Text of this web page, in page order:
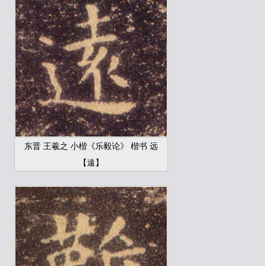
东晋 王羲之 小楷《乐毅论》 楷书 远
【遠】